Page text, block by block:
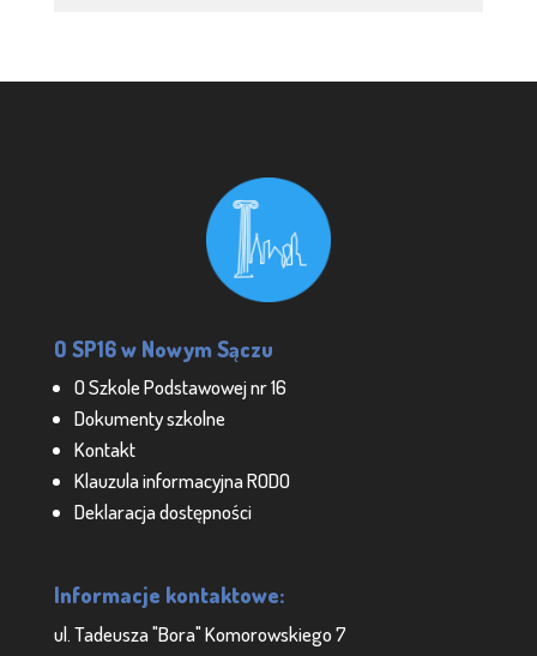
O SP16 w Nowym Sączu
O Szkole Podstawowej nr 16
Dokumenty szkolne
Kontakt
Klauzula informacyjna RODO
Deklaracja dostępności
Informacje kontaktowe:
ul. Tadeusza "Bora" Komorowskiego 7